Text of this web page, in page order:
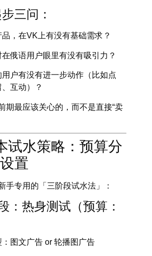
三问：
，在VK上有没有基础需求？
俄语用户眼里有没有吸引力？
用户有没有进一步动作（比如点
互动）？
期最应该关心的，而不是直接“卖
试水策略：预算分
置
手专用的「三阶段试水法」：
：热身测试（预算：
：图文广告 or 轮播图广告